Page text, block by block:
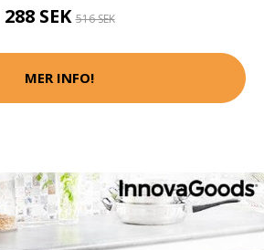
288 SEK516 SEK
MER INFO!